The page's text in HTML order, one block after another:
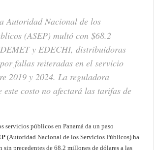
Autoridad Nacional de los
(ASEP) multó con $68.2
y EDECHI, distribuidoras
fallas reiteradas en el servicio
2019 y 2024. La reguladora
este costo no afectará las tarifas de
servicios públicos en Panamá da un paso
(Autoridad Nacional de los Servicios Públicos) ha
sin precedentes de 68.2 millones de dólares a las